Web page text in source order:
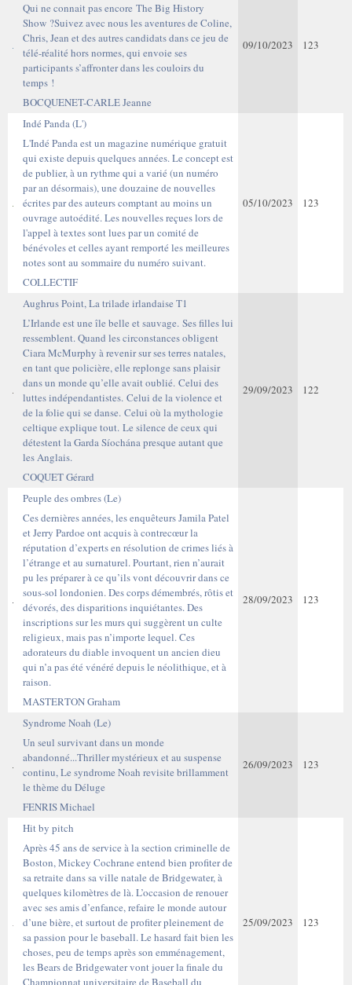
Qui ne connait pas encore The Big History
Show ?Suivez avec nous les aventures de Coline,
Chris, Jean et des autres candidats dans ce jeu de
télé-réalité hors normes, qui envoie ses
participants s’affronter dans les couloirs du
temps !
BOCQUENET-CARLE Jeanne
09/10/2023 123
Indé Panda (L')
L'Indé Panda est un magazine numérique gratuit
qui existe depuis quelques années. Le concept est
de publier, à un rythme qui a varié (un numéro
par an désormais), une douzaine de nouvelles
écrites par des auteurs comptant au moins un
ouvrage autoédité. Les nouvelles reçues lors de
l'appel à textes sont lues par un comité de
bénévoles et celles ayant remporté les meilleures
notes sont au sommaire du numéro suivant.
COLLECTIF
05/10/2023 123
Aughrus Point, La trilade irlandaise T1
L’Irlande est une île belle et sauvage. Ses filles lui
ressemblent. Quand les circonstances obligent
Ciara McMurphy à revenir sur ses terres natales,
en tant que policière, elle replonge sans plaisir
dans un monde qu’elle avait oublié. Celui des
luttes indépendantistes. Celui de la violence et
de la folie qui se danse. Celui où la mythologie
celtique explique tout. Le silence de ceux qui
détestent la Garda Síochána presque autant que
les Anglais.
COQUET Gérard
29/09/2023 122
Peuple des ombres (Le)
Ces dernières années, les enquêteurs Jamila Patel
et Jerry Pardoe ont acquis à contrecœur la
réputation d’experts en résolution de crimes liés à
l’étrange et au surnaturel. Pourtant, rien n’aurait
pu les préparer à ce qu’ils vont découvrir dans ce
sous-sol londonien. Des corps démembrés, rôtis et
dévorés, des disparitions inquiétantes. Des
inscriptions sur les murs qui suggèrent un culte
religieux, mais pas n’importe lequel. Ces
adorateurs du diable invoquent un ancien dieu
qui n’a pas été vénéré depuis le néolithique, et à
raison.
MASTERTON Graham
28/09/2023 123
Syndrome Noah (Le)
Un seul survivant dans un monde
abandonné...Thriller mystérieux et au suspense
continu, Le syndrome Noah revisite brillamment
le thème du Déluge
FENRIS Michael
26/09/2023 123
Hit by pitch
Après 45 ans de service à la section criminelle de
Boston, Mickey Cochrane entend bien profiter de
sa retraite dans sa ville natale de Bridgewater, à
quelques kilomètres de là. L’occasion de renouer
avec ses amis d’enfance, refaire le monde autour
d’une bière, et surtout de profiter pleinement de
sa passion pour le baseball. Le hasard fait bien les
choses, peu de temps après son emménagement,
les Bears de Bridgewater vont jouer la finale du
Championnat universitaire de Baseball du
25/09/2023 123